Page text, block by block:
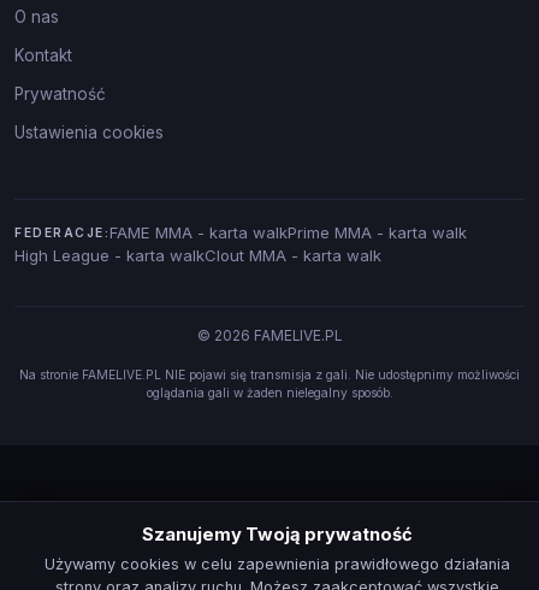
O nas
Kontakt
Prywatność
Ustawienia cookies
FEDERACJE: FAME MMA - karta walkPrime MMA - karta walk
High League - karta walkClout MMA - karta walk
© 2026 FAMELIVE.PL
Na stronie FAMELIVE.PL NIE pojawi się transmisja z gali. Nie udostępnimy możliwości
oglądania gali w żaden nielegalny sposób.
Szanujemy Twoją prywatność
Używamy cookies w celu zapewnienia prawidłowego działania